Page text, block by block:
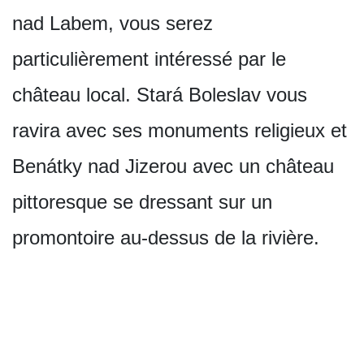
nad Labem, vous serez
particulièrement intéressé par le
château local. Stará Boleslav vous
ravira avec ses monuments religieux et
Benátky nad Jizerou avec un château
pittoresque se dressant sur un
promontoire au-dessus de la rivière.